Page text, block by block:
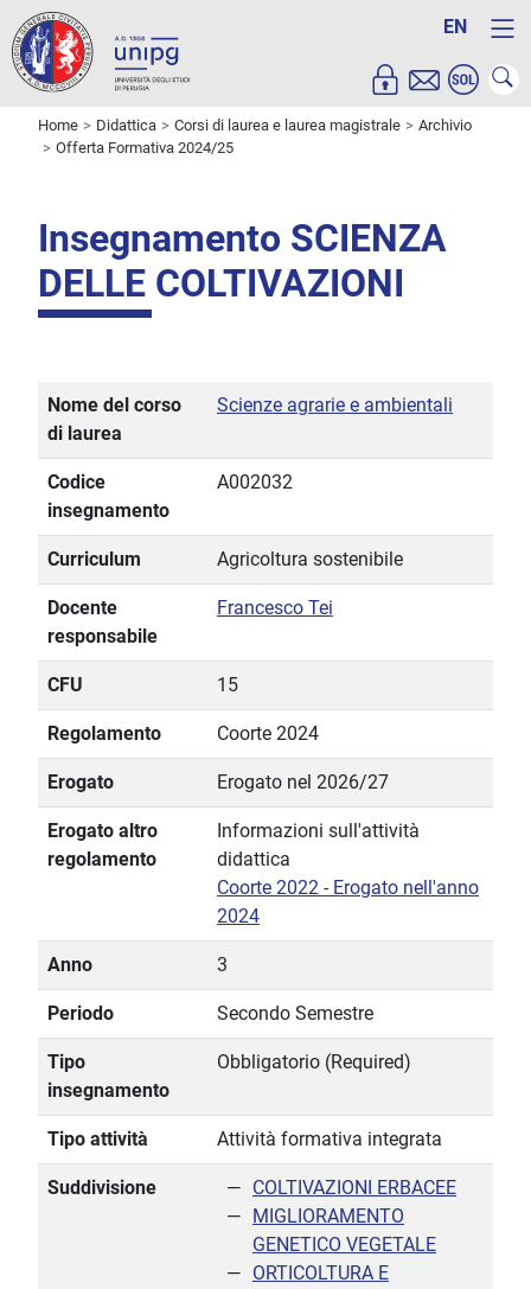
EN
Home Didattica Corsi di laurea e laurea magistrale
Archivio
Offerta Formativa 2024/25
Insegnamento SCIENZA
DELLE COLTIVAZIONI
Nome del corso
di laurea
Scienze agrarie e ambientali
Codice
insegnamento
A002032
Curriculum Agricoltura sostenibile
Docente
responsabile
Francesco Tei
CFU 15
Regolamento Coorte 2024
Erogato Erogato nel 2026/27
Erogato altro
regolamento
Informazioni sull'attività
didattica
Coorte 2022 - Erogato nell'anno
2024
Anno 3
Periodo Secondo Semestre
Tipo
insegnamento
Obbligatorio (Required)
Tipo attività Attività formativa integrata
Suddivisione
COLTIVAZIONI ERBACEE
MIGLIORAMENTO
GENETICO VEGETALE
ORTICOLTURA E